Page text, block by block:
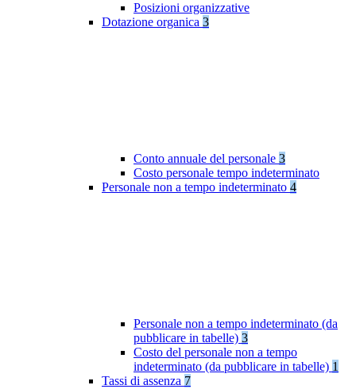
Posizioni organizzative
Dotazione organica 3
Conto annuale del personale 3
Costo personale tempo indeterminato
Personale non a tempo indeterminato 4
Personale non a tempo indeterminato (da
pubblicare in tabelle) 3
Costo del personale non a tempo
indeterminato (da pubblicare in tabelle) 1
Tassi di assenza 7